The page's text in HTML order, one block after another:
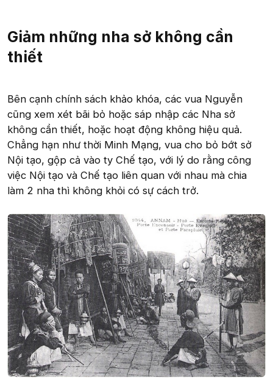
Giảm những nha sở không cần
thiết​
Bên cạnh chính sách khảo khóa, các vua Nguyễn
cũng xem xét bãi bỏ hoặc sáp nhập các Nha sở
không cần thiết, hoặc hoạt động không hiệu quả.
Chẳng hạn như thời Minh Mạng, vua cho bỏ bớt sở
Nội tạo, gộp cả vào ty Chế tạo, với lý do rằng công
việc Nội tạo và Chế tạo liên quan với nhau mà chia
làm 2 nha thì không khỏi có sự cách trở.